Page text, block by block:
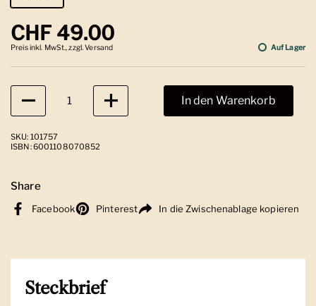
Regulärer Preis
CHF 49.00
Preis inkl. MwSt., zzgl. Versand Auf Lager
Anzahl
In den Warenkorb
SKU: 101757
ISBN: 6001108070852
Share
Facebook Pinterest In die Zwischenablage kopieren
Steckbrief